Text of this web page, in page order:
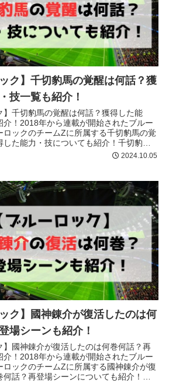
ック】千切豹馬の覚醒は何話？獲
技一覧も紹介！
】千切豹馬の覚醒は何話？獲得した能
介！2018年から連載が開始されたブルー
ロックのチームZに所属する千切豹馬の覚
した能力・技についても紹介！千切豹馬
2024.10.05
ック】國神錬介が復活したのは何
場シーンも紹介！
】國神錬介が復活したのは何巻何話？再
介！2018年から連載が開始されたブルー
ロックのチームZに所属する國神錬介が復
何話？再登場シーンについても紹介！國